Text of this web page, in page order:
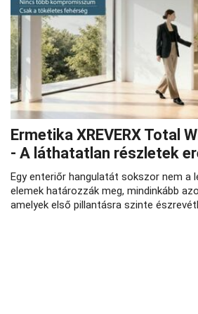
Ermetika XREVERX Total
- A láthatatlan részletek
Egy enteriőr hangulatát sokszor nem a
elemek határozzák meg, mindinkább
amelyek első pillantásra szinte